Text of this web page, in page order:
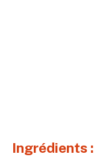
Ingrédients :